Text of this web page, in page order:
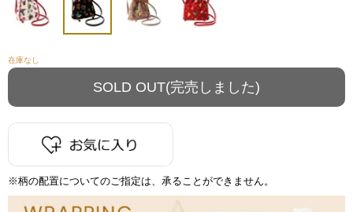
在庫なし
※柄の配置についてのご指定は、承ることができません。